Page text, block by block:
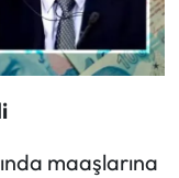
maaşlarına